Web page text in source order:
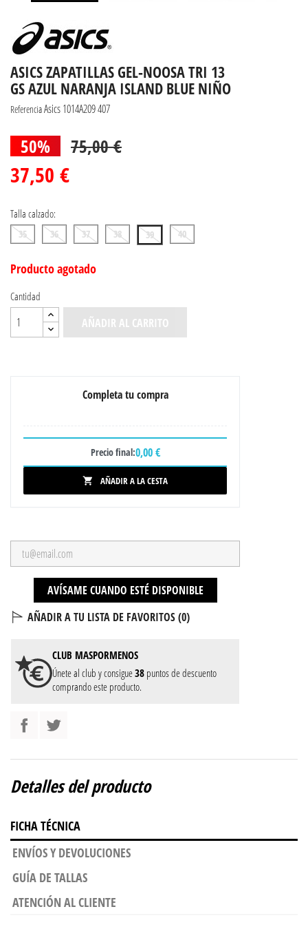
ASICS ZAPATILLAS GEL-NOOSA TRI 13
GS AZUL NARANJA ISLAND BLUE NIÑO
ReferenciaAsics 1014A209 407
50% 75,00 €
37,50 €
Talla calzado:
35 36 37 38 39 40
Producto agotado
Cantidad
AÑADIR AL CARRITO
Completa tu compra
Precio final:0,00 €
 AÑADIR A LA CESTA
AVÍSAME CUANDO ESTÉ DISPONIBLE
AÑADIR A TU LISTA DE FAVORITOS (0)
CLUB MASPORMENOS
Únete al club y consigue38 puntos de descuento
comprando este producto.
Detalles del producto
FICHA TÉCNICA
ENVÍOS Y DEVOLUCIONES
GUÍA DE TALLAS
ATENCIÓN AL CLIENTE